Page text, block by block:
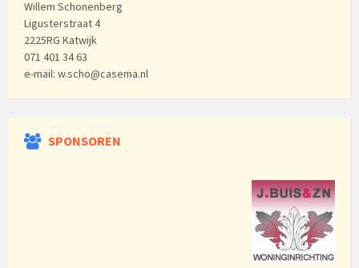
Willem Schonenberg
Ligusterstraat 4
2225RG Katwijk
071 401 34 63
e-mail: w.scho@casema.nl
SPONSOREN